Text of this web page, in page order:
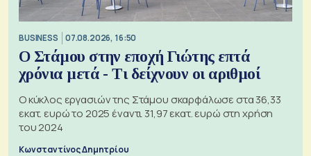
BUSINESS 07.08.2026, 16:50
Ο Στάμου στην εποχή Γιώτης επτά
χρόνια μετά - Τι δείχνουν οι αριθμοί
Ο κύκλος εργασιών της Στάμου σκαρφάλωσε στα 36,33
εκατ. ευρώ το 2025 έναντι 31,97 εκατ. ευρώ στη χρήση
του 2024
Κωνσταντίνος Δημητρίου